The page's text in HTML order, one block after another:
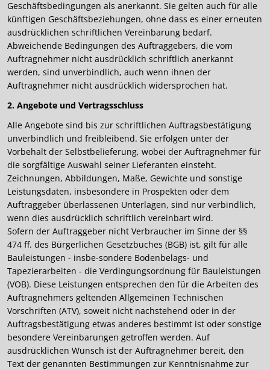
Geschäftsbedingungen als anerkannt. Sie gelten auch für alle
künftigen Geschäftsbeziehungen, ohne dass es einer erneuten
ausdrücklichen schriftlichen Vereinbarung bedarf.
Abweichende Bedingungen des Auftraggebers, die vom
Auftragnehmer nicht ausdrücklich schriftlich anerkannt
werden, sind unverbindlich, auch wenn ihnen der
Auftragnehmer nicht ausdrücklich widersprochen hat.
2. Angebote und Vertragsschluss
Alle Angebote sind bis zur schriftlichen Auftragsbestätigung
unverbindlich und freibleibend. Sie erfolgen unter der
Vorbehalt der Selbstbelieferung, wobei der Auftragnehmer für
die sorgfältige Auswahl seiner Lieferanten einsteht.
Zeichnungen, Abbildungen, Maße, Gewichte und sonstige
Leistungsdaten, insbesondere in Prospekten oder dem
Auftraggeber überlassenen Unterlagen, sind nur verbindlich,
wenn dies ausdrücklich schriftlich vereinbart wird.
Sofern der Auftraggeber nicht Verbraucher im Sinne der §§
474 ff. des Bürgerlichen Gesetzbuches (BGB) ist, gilt für alle
Bauleistungen - insbe-sondere Bodenbelags- und
Tapezierarbeiten - die Verdingungsordnung für Bauleistungen
(VOB). Diese Leistungen entsprechen den für die Arbeiten des
Auftragnehmers geltenden Allgemeinen Technischen
Vorschriften (ATV), soweit nicht nachstehend oder in der
Auftragsbestätigung etwas anderes bestimmt ist oder sonstige
besondere Vereinbarungen getroffen werden. Auf
ausdrücklichen Wunsch ist der Auftragnehmer bereit, den
Text der genannten Bestimmungen zur Kenntnisnahme zur